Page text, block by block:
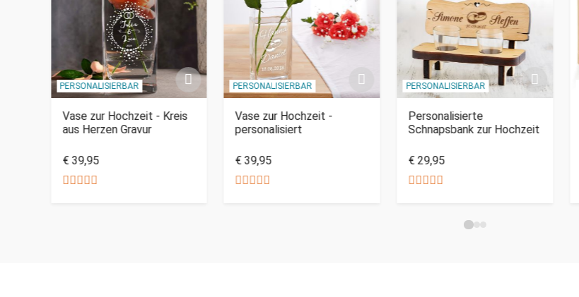
PERSONALISIERBAR
Vase zur Hochzeit - Kreis
aus Herzen Gravur
€ 39,95
PERSONALISIERBAR
Vase zur Hochzeit -
personalisiert
€ 39,95
PERSONALISIERBAR
Personalisierte
Schnapsbank zur Hochzeit
€ 29,95